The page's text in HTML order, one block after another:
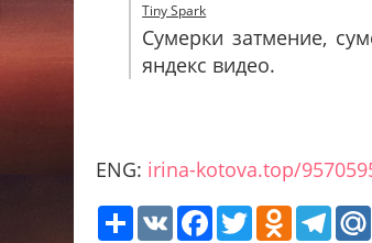
Tiny Spark
Сумерки затмение,
яндекс видео.
ENG: irina-kotova.top/
ShareVK Facebook
Twitter